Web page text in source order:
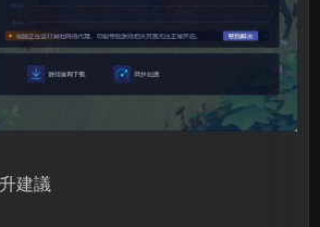
建議